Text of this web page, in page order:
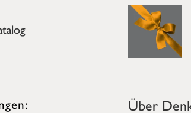
Über